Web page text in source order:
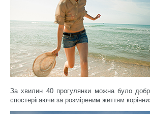
За хвилин 40 прогулянки можна було
спостерігаючи за розміреним життям